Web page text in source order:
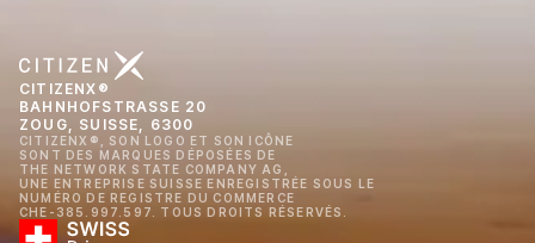
CITIZENX®
BAHNHOFSTRASSE 20
ZOUG, SUISSE, 6300
CITIZENX®, SON LOGO ET SON ICÔNE
SONT DES MARQUES DÉPOSÉES DE
THE NETWORK STATE COMPANY AG,
UNE ENTREPRISE SUISSE ENREGISTRÉE SOUS LE
NUMÉRO DE REGISTRE DU COMMERCE
CHE-385.997.597. TOUS DROITS RÉSERVÉS.